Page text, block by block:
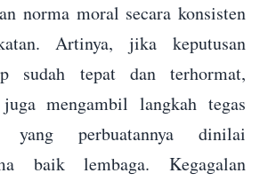
norma moral secara konsisten
Artinya, jika keputusan
sudah tepat dan terhormat,
mengambil langkah tegas
perbuatannya dinilai
baik lembaga. Kegagalan